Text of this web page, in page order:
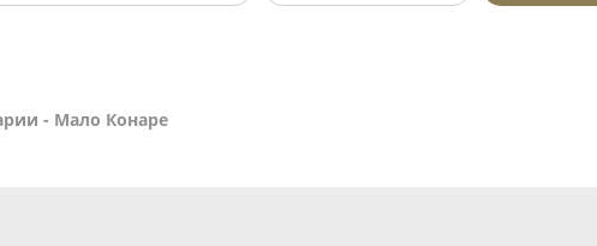
- Мало Конаре